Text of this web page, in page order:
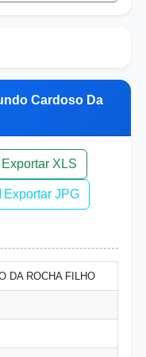
Cardoso Da
XLS
Exportar JPG
DA ROCHA FILHO